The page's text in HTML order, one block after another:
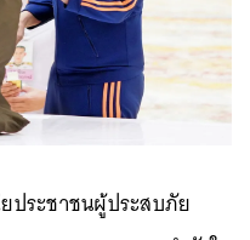
ประชาชนผู้ประสบภัย